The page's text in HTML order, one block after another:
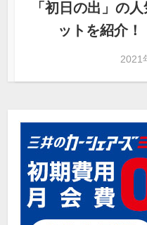
「初日の出」の
ットを紹介！
2021